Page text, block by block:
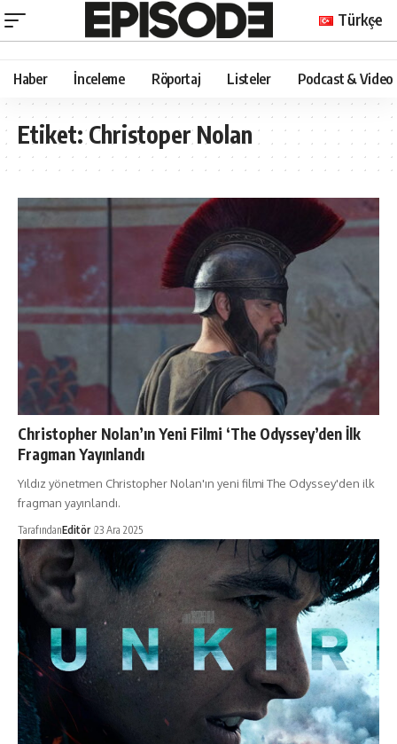
Türkçe
Haber İnceleme Röportaj Listeler Podcast & Video
Etiket:Christoper Nolan
Christopher Nolan’ın Yeni Filmi ‘The Odyssey’den İlk
Fragman Yayınlandı
Yıldız yönetmen Christopher Nolan'ın yeni filmi The Odyssey'den ilk
fragman yayınlandı.
TarafındanEditör 23 Ara 2025